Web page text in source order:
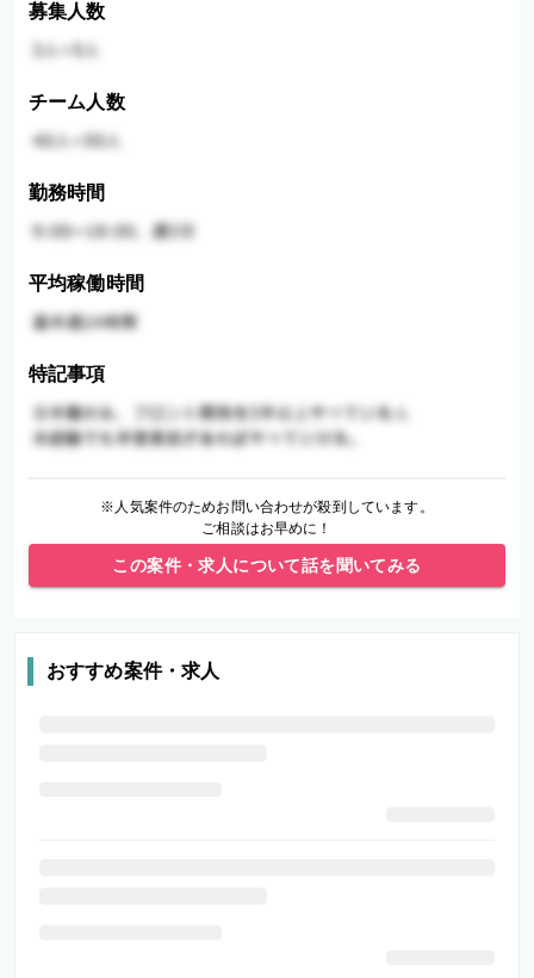
募集人数
チーム人数
勤務時間
平均稼働時間
特記事項
※人気案件のためお問い合わせが殺到しています。
ご相談はお早めに！
この案件・求人について話を聞いてみる
おすすめ案件・求人